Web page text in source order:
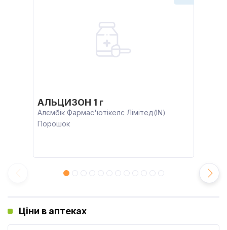
АЛЬЦИЗОН 1 г
Алємбік Фармас'ютікелс Лімітед(IN)
Порошок
Ціни в аптеках